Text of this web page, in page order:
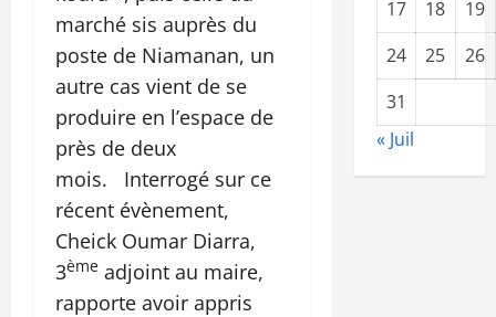
marché sis auprès du
poste de Niamanan, un
autre cas vient de se
produire en l’espace de
près de deux
mois. Interrogé sur ce
récent évènement,
Cheick Oumar Diarra,
3ème adjoint au maire,
rapporte avoir appris
17
18
19
24
25
26
31
« Juil